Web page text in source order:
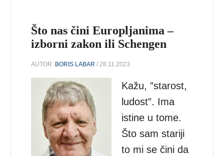
Što nas čini Europljanima –
izborni zakon ili Schengen
AUTOR: BORIS LABAR / 28.11.2023.
Kažu, ”starost,
ludost”. Ima
istine u tome.
Što sam stariji
to mi se čini da